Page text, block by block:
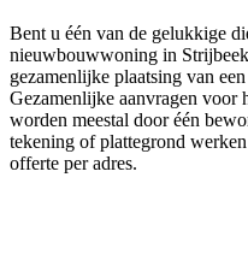
Bent u één van de gelukkige
nieuwbouwwoning in
gezamenlijke plaatsing van
Gezamenlijke aanvragen voor
worden meestal door één
tekening of plattegrond
offerte per adres.